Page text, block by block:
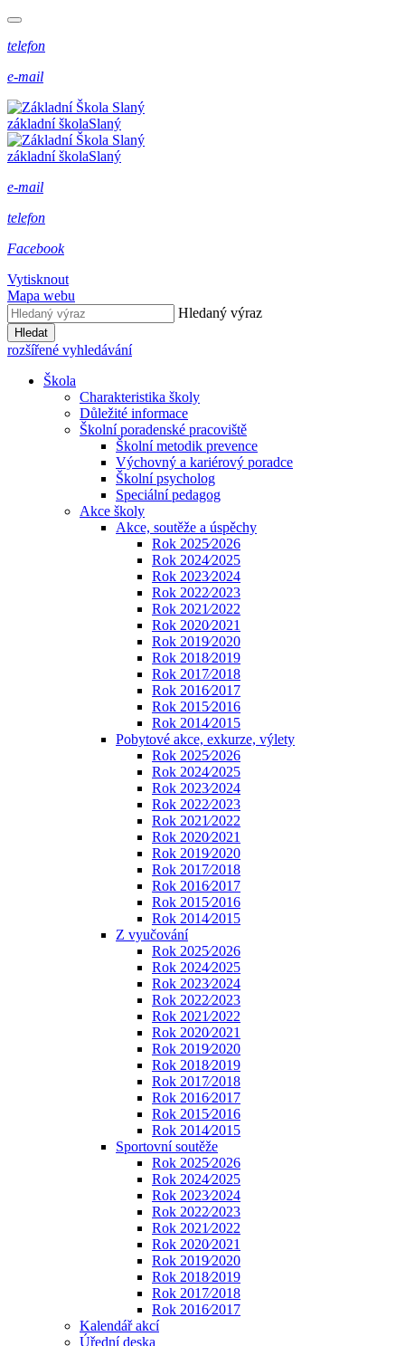
telefon
e-mail
základní školaSlaný
základní školaSlaný
e-mail
telefon
Facebook
Vytisknout
Mapa webu
Hledaný výraz
Hledat
rozšířené vyhledávání
Škola
Charakteristika školy
Důležité informace
Školní poradenské pracoviště
Školní metodik prevence
Výchovný a kariérový poradce
Školní psycholog
Speciální pedagog
Akce školy
Akce, soutěže a úspěchy
Rok 2025⁄2026
Rok 2024⁄2025
Rok 2023⁄2024
Rok 2022⁄2023
Rok 2021⁄2022
Rok 2020⁄2021
Rok 2019⁄2020
Rok 2018⁄2019
Rok 2017⁄2018
Rok 2016⁄2017
Rok 2015⁄2016
Rok 2014⁄2015
Pobytové akce, exkurze, výlety
Rok 2025⁄2026
Rok 2024⁄2025
Rok 2023⁄2024
Rok 2022⁄2023
Rok 2021⁄2022
Rok 2020⁄2021
Rok 2019⁄2020
Rok 2017⁄2018
Rok 2016⁄2017
Rok 2015⁄2016
Rok 2014⁄2015
Z vyučování
Rok 2025⁄2026
Rok 2024⁄2025
Rok 2023⁄2024
Rok 2022⁄2023
Rok 2021⁄2022
Rok 2020⁄2021
Rok 2019⁄2020
Rok 2018⁄2019
Rok 2017⁄2018
Rok 2016⁄2017
Rok 2015⁄2016
Rok 2014⁄2015
Sportovní soutěže
Rok 2025⁄2026
Rok 2024⁄2025
Rok 2023⁄2024
Rok 2022⁄2023
Rok 2021⁄2022
Rok 2020⁄2021
Rok 2019⁄2020
Rok 2018⁄2019
Rok 2017⁄2018
Rok 2016⁄2017
Kalendář akcí
Úřední deska